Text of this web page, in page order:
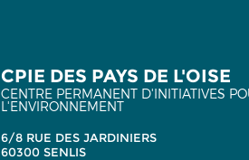
CPIE DES PAYS DE L'OISE
CENTRE PERMANENT D'INITIATIVES
L'ENVIRONNEMENT
6/8 RUE DES JARDINIERS
60300 SENLIS